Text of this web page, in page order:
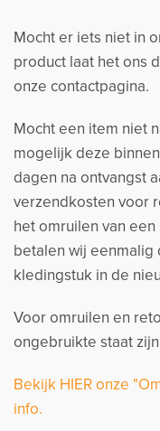
Mocht er iets niet in
product laat het ons
onze contactpagina.
Mocht een item niet
mogelijk deze
dagen na ontvangst
verzendkosten voor
het omruilen van
betalen wij eenmalig
kledingstuk in de
Voor omruilen en
ongebruikte staat
Bekijk HIER onze
info.